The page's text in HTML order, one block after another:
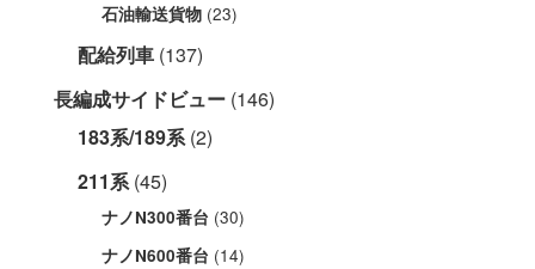
石油輸送貨物 (23)
配給列車 (137)
長編成サイドビュー (146)
183系/189系(2)
211系(45)
ナノN300番台 (30)
ナノN600番台 (14)